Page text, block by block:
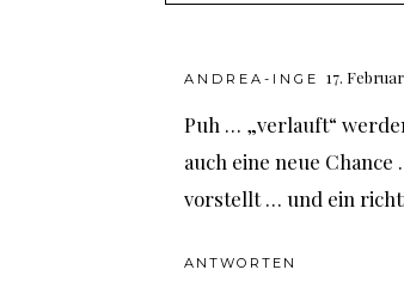
ANDREA-INGE 17.
Puh … „verlauft“
auch eine neue
vorstellt … und ein
ANTWORTEN